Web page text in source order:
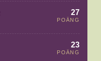
27
POÄNG
23
POÄNG